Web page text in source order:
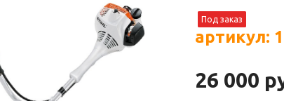
Под заказ
артикул:
26 000